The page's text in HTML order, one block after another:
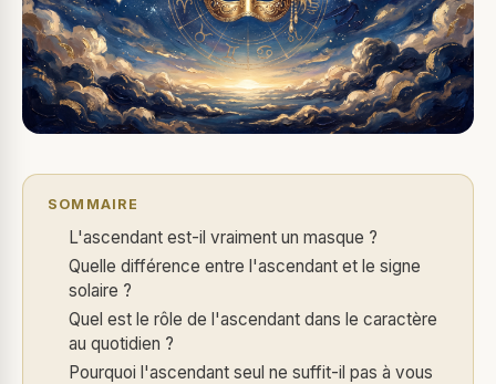
SOMMAIRE
L'ascendant est-il vraiment un masque ?
Quelle différence entre l'ascendant et le signe
solaire ?
Quel est le rôle de l'ascendant dans le caractère
au quotidien ?
Pourquoi l'ascendant seul ne suffit-il pas à vous